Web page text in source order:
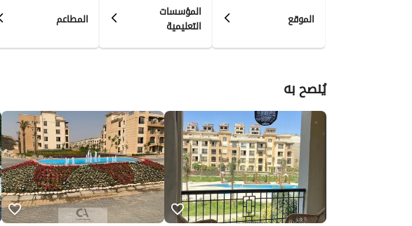
الموقع المؤسسات
التعليمية المطاعم
يُنصح به